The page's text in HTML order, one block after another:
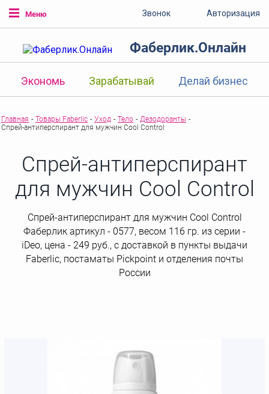
Меню Звонок Авторизация
Фаберлик.Онлайн
Экономь Зарабатывай Делай бизнес
Главная - Товары Faberlic - Уход - Тело - Дезодоранты -
Спрей-антиперспирант для мужчин Cool Control
Спрей-антиперспирант
для мужчин Cool Control
Спрей-антиперспирант для мужчин Cool Control
Фаберлик артикул - 0577, весом 116 гр. из серии -
iDeo, цена - 249 руб., с доставкой в пункты выдачи
Faberlic, постаматы Рickpoint и отделения почты
России